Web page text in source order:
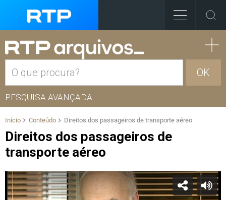
OK
PESQUISA AVANÇADA
Início Conteúdo Direitos dos passageiros de transporte aéreo
Direitos dos passageiros de
transporte aéreo